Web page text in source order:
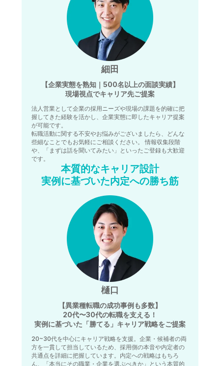
細田
【企業実態を熟知｜500名以上の面談実績】
現場視点でキャリア先ご提案
法人営業として企業の採用ニーズや現場の課題を的確に把
握してきた経験を活かし、企業実態に即したキャリア提案
が可能です。
転職活動に関する不安やお悩みがございましたら、どんな
些細なことでもお気軽にご相談ください。 情報収集段階
や、「まずは話を聞いてみたい」といったご登録も大歓迎
です。
本質的なキャリア設計
実例に基づいた内定への勝ち筋
樋口
【異業種転職の成功事例も多数】
20代〜30代の転職を支える！
実例に基づいた「勝てる」キャリア戦略をご提案
20~30代を中心にキャリア戦略を支援。企業・候補者の両
方を一貫して担当しているため、採用側の本音や内定者の
共通点を詳細に把握しています。内定への戦略はもちろ
ん、「本当にその職業・企業を選ぶべきか」という本質的